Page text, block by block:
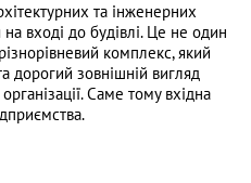
та інженерних
вході до будівлі. Це не один
комплекс, який
дорогий зовнішній вигляд
Саме тому вхідна